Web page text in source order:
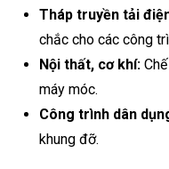
Tháp truyền tải
chắc cho các công
Nội thất, cơ khí:
máy móc.
Công trình dân
khung đỡ.